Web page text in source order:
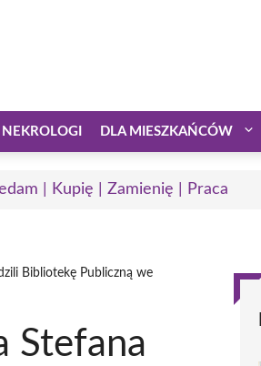
NEKROLOGI DLA MIESZKAŃCÓW
| Kupię | Zamienię | Praca
Bibliotekę Publiczną we
Stefana